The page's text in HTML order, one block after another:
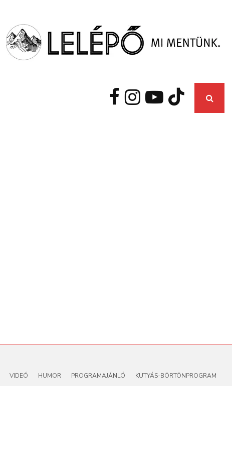
VIDEÓ HUMOR PROGRAMAJÁNLÓ KUTYÁS-BÖRTÖNPROGRAM